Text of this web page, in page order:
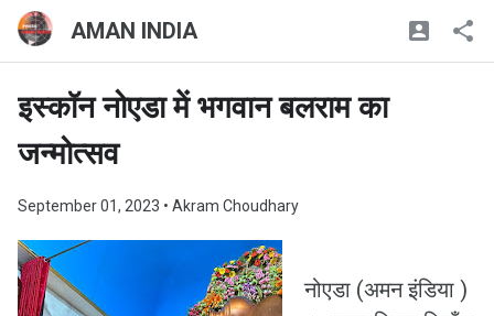
AMAN INDIA
इस्कॉन नोएडा में भगवान बलराम का
जन्मोत्सव
September 01, 2023 • Akram Choudhary
नोएडा (अमन इंडिया )